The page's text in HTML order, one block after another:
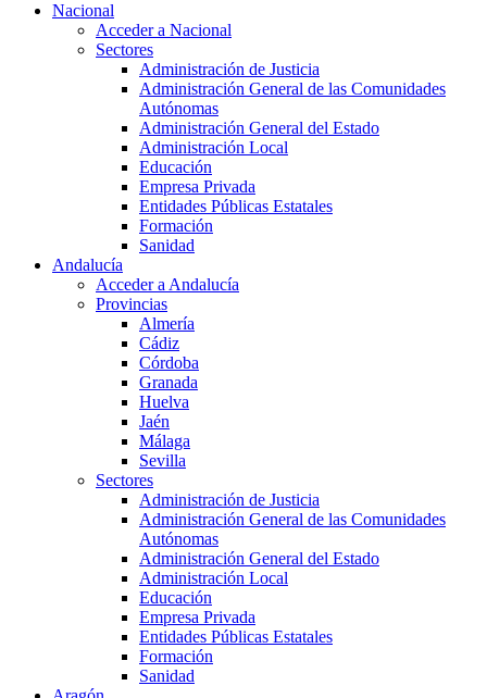
Nacional
Acceder a Nacional
Sectores
Administración de Justicia
Administración General de las Comunidades
Autónomas
Administración General del Estado
Administración Local
Educación
Empresa Privada
Entidades Públicas Estatales
Formación
Sanidad
Andalucía
Acceder a Andalucía
Provincias
Almería
Cádiz
Córdoba
Granada
Huelva
Jaén
Málaga
Sevilla
Sectores
Administración de Justicia
Administración General de las Comunidades
Autónomas
Administración General del Estado
Administración Local
Educación
Empresa Privada
Entidades Públicas Estatales
Formación
Sanidad